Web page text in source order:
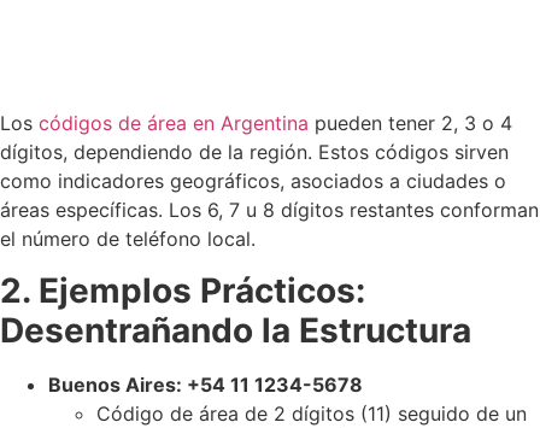
Los códigos de área en Argentina pueden tener 2, 3 o 4
dígitos, dependiendo de la región. Estos códigos sirven
como indicadores geográficos, asociados a ciudades o
áreas específicas. Los 6, 7 u 8 dígitos restantes conforman
el número de teléfono local.
2. Ejemplos Prácticos:
Desentrañando la Estructura
Buenos Aires: +54 11 1234-5678
Código de área de 2 dígitos (11) seguido de un